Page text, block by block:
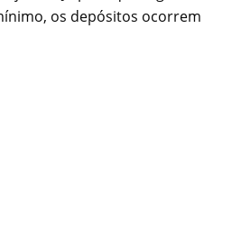
os depósitos ocorrem